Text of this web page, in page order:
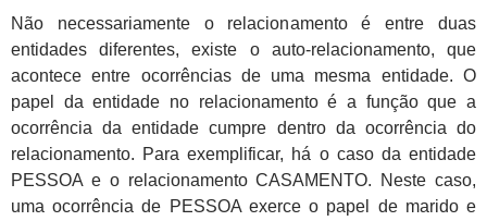
Não necessariamente o relacionamento é entre duas
entidades diferentes, existe o auto-relacionamento, que
acontece entre ocorrências de uma mesma entidade. O
papel da entidade no relacionamento é a função que a
ocorrência da entidade cumpre dentro da ocorrência do
relacionamento. Para exemplificar, há o caso da entidade
PESSOA e o relacionamento CASAMENTO. Neste caso,
uma ocorrência de PESSOA exerce o papel de marido e